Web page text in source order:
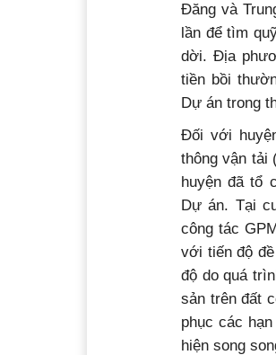
Đăng và
lần để tìm
dời. Địa
tiền bồi
Dự án trong
Đối với
thông vận tải
huyện đã tổ
Dự án. Tại
công tác
với tiến độ
độ do quá
sản trên đất
phục các
hiện song